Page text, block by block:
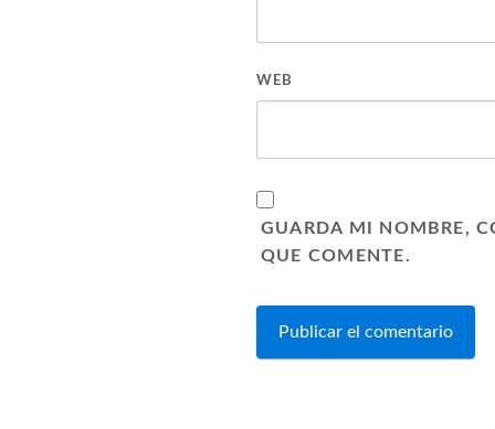
WEB
GUARDA MI NOMBRE,
QUE COMENTE.